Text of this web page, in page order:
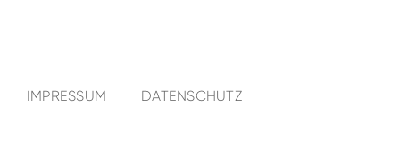
IMPRESSUM DATENSCHUTZ